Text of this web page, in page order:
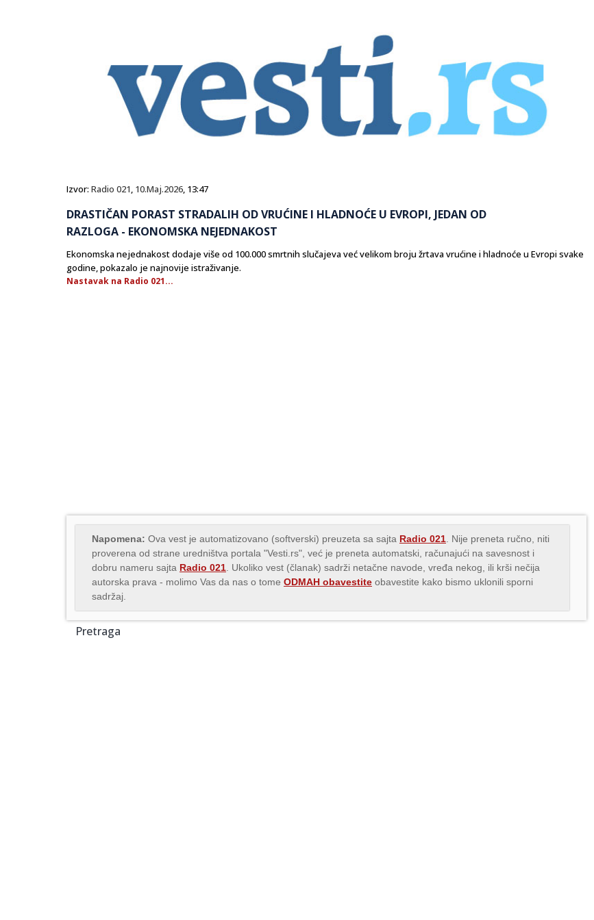
Izvor: Radio 021, 10.Maj.2026, 13:47
DRASTIČAN PORAST STRADALIH OD VRUĆINE I HLADNOĆE U EVROPI, JEDAN OD
RAZLOGA - EKONOMSKA NEJEDNAKOST
Ekonomska nejednakost dodaje više od 100.000 smrtnih slučajeva već velikom broju žrtava vrućine i hladnoće u Evropi svake
godine, pokazalo je najnovije istraživanje.
Nastavak na Radio 021...
Napomena: Ova vest je automatizovano (softverski) preuzeta sa sajta Radio 021 . Nije preneta ručno, niti
proverena od strane uredništva portala "Vesti.rs", već je preneta automatski, računajući na savesnost i
dobru nameru sajta Radio 021 . Ukoliko vest (članak) sadrži netačne navode, vređa nekog, ili krši nečija
autorska prava - molimo Vas da nas o tome ODMAH obavestite obavestite kako bismo uklonili sporni
sadržaj.
Pretraga